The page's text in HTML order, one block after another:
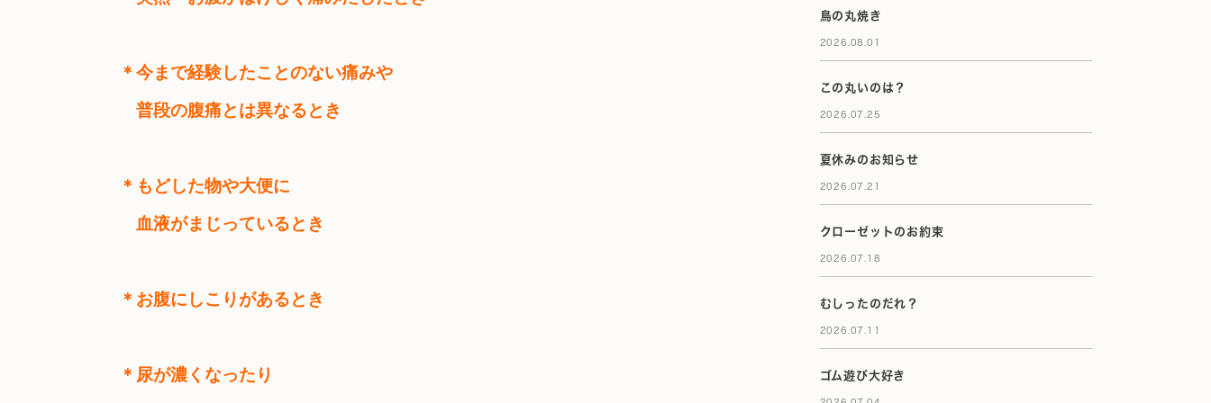
＊今まで経験したことのない痛みや
普段の腹痛とは異なるとき
＊もどした物や大便に
血液がまじっているとき
＊お腹にしこりがあるとき
＊尿が濃くなったり
鳥の丸焼き
2026.08.01
この丸いのは？
2026.07.25
夏休みのお知らせ
2026.07.21
クローゼットのお約束
2026.07.18
むしったのだれ？
2026.07.11
ゴム遊び大好き